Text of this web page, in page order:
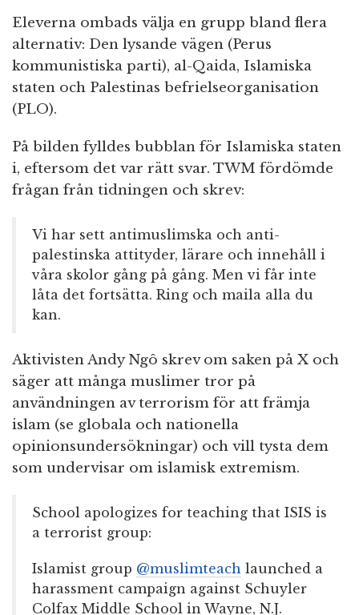
Eleverna ombads välja en grupp bland flera
alternativ: Den lysande vägen (Perus
kommunistiska parti), al-Qaida, Islamiska
staten och Palestinas befrielseorganisation
(PLO).
På bilden fylldes bubblan för Islamiska staten
i, eftersom det var rätt svar. TWM fördömde
frågan från tidningen och skrev:
Vi har sett antimuslimska och anti-
palestinska attityder, lärare och innehåll i
våra skolor gång på gång. Men vi får inte
låta det fortsätta. Ring och maila alla du
kan.
Aktivisten Andy Ngô skrev om saken på X och
säger att många muslimer tror på
användningen av terrorism för att främja
islam (se globala och nationella
opinionsundersökningar) och vill tysta dem
som undervisar om islamisk extremism.
School apologizes for teaching that ISIS is
a terrorist group:
Islamist group @muslimteach launched a
harassment campaign against Schuyler
Colfax Middle School in Wayne, N.J.